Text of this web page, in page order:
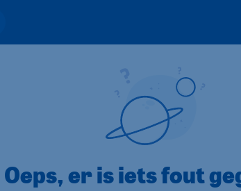
Oeps, er is iets fout